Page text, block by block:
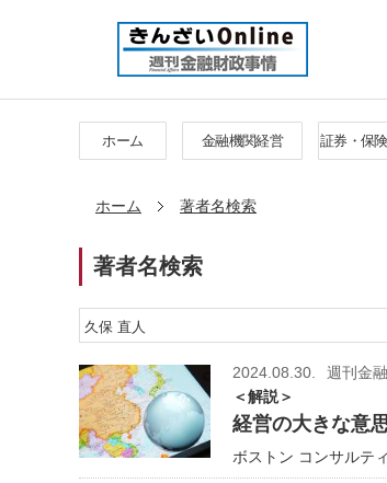
ホーム 金融機関経営 証券・保
ホーム 著者名検索
著者名検索
2024.08.30.
週刊金
＜解説＞
経営の大きな意
ボストン コンサルテ